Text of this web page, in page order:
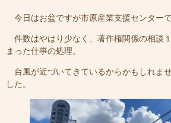
今日はお盆ですが市原産業支援センターで
件数はやはり少なく、著作権関係の相談
まった仕事の処理。
台風が近づいてきているからかもしれま
した。